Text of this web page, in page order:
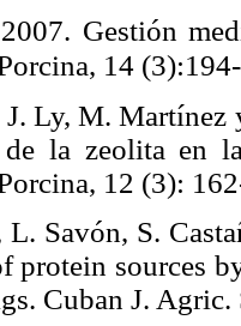
Gestión
14
Ly, M. Martínez
la zeolita en
12 (3):
L. Savón, S.
protein sources
Cuban J.